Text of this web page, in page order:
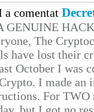
comentat
GENUINE
The
have lost their
October I was
I made
For TWO